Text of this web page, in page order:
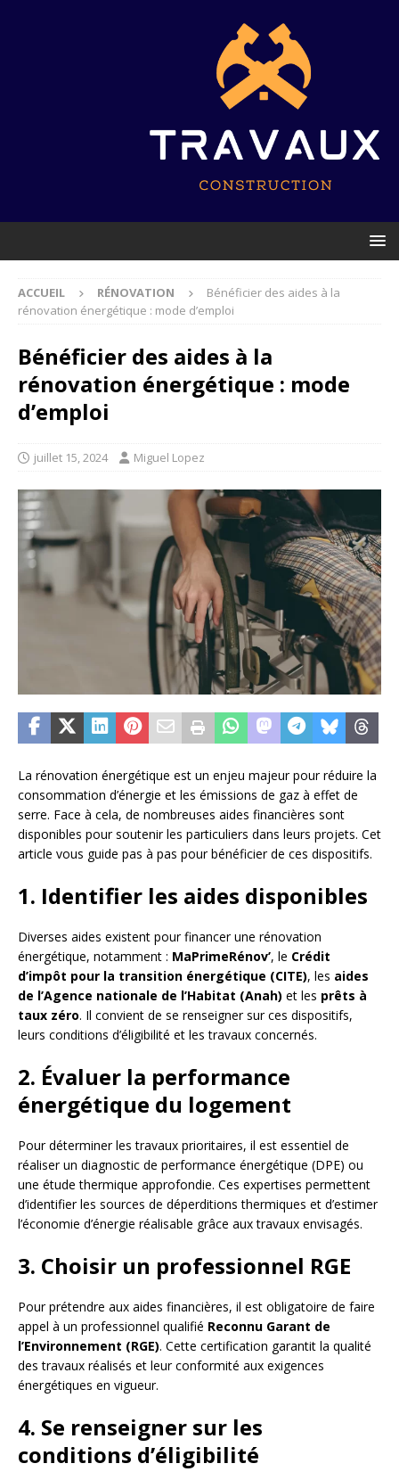
ACCUEIL RÉNOVATION
Bénéficier des aides à la
rénovation énergétique : mode d’emploi
Bénéficier des aides à la
rénovation énergétique : mode
d’emploi
juillet 15, 2024 Miguel Lopez
La rénovation énergétique est un enjeu majeur pour réduire la
consommation d’énergie et les émissions de gaz à effet de
serre. Face à cela, de nombreuses aides financières sont
disponibles pour soutenir les particuliers dans leurs projets. Cet
article vous guide pas à pas pour bénéficier de ces dispositifs.
1. Identifier les aides disponibles
Diverses aides existent pour financer une rénovation
énergétique, notamment : MaPrimeRénov’, le Crédit
d’impôt pour la transition énergétique (CITE), les aides
de l’Agence nationale de l’Habitat (Anah) et les prêts à
taux zéro. Il convient de se renseigner sur ces dispositifs,
leurs conditions d’éligibilité et les travaux concernés.
2. Évaluer la performance
énergétique du logement
Pour déterminer les travaux prioritaires, il est essentiel de
réaliser un diagnostic de performance énergétique (DPE) ou
une étude thermique approfondie. Ces expertises permettent
d’identifier les sources de déperditions thermiques et d’estimer
l’économie d’énergie réalisable grâce aux travaux envisagés.
3. Choisir un professionnel RGE
Pour prétendre aux aides financières, il est obligatoire de faire
appel à un professionnel qualifié Reconnu Garant de
l’Environnement (RGE). Cette certification garantit la qualité
des travaux réalisés et leur conformité aux exigences
énergétiques en vigueur.
4. Se renseigner sur les
conditions d’éligibilité